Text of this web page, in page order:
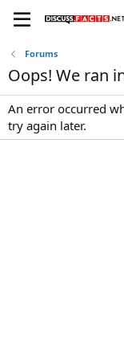
Forums
Oops! We ran
An error occurred
try again later.